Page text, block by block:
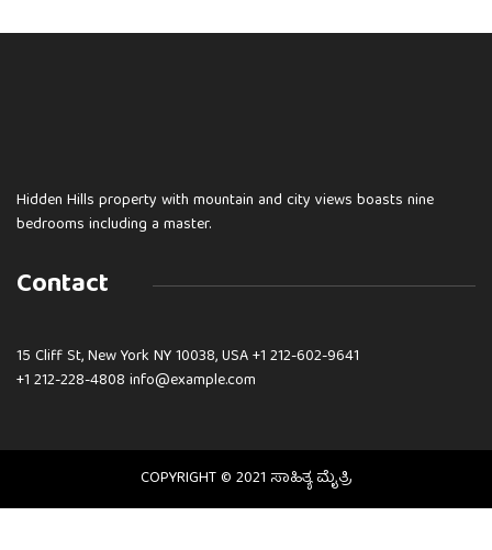
Hidden Hills property with mountain and city views boasts nine
bedrooms including a master.
Contact
15 Cliff St, New York NY 10038, USA+1 212-602-9641
+1 212-228-4808 info@example.com
COPYRIGHT © 2021 ಸಾಹಿತ್ಯ ಮೈತ್ರಿ